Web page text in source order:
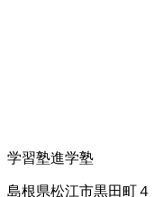
学習塾進学塾
島根県松江市黒田町４